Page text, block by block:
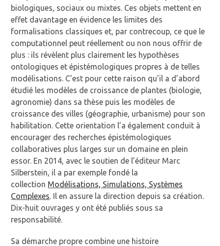
biologiques, sociaux ou mixtes. Ces objets mettent en
effet davantage en évidence les limites des
formalisations classiques et, par contrecoup, ce que le
computationnel peut réellement ou non nous offrir de
plus : ils révèlent plus clairement les hypothèses
ontologiques et épistémologiques propres à de telles
modélisations. C’est pour cette raison qu’il a d’abord
étudié les modèles de croissance de plantes (biologie,
agronomie) dans sa thèse puis les modèles de
croissance des villes (géographie, urbanisme) pour son
habilitation. Cette orientation l’a également conduit à
encourager des recherches épistémologiques
collaboratives plus larges sur un domaine en plein
essor. En 2014, avec le soutien de l’éditeur Marc
Silberstein, il a par exemple fondé la
collection Modélisations, Simulations, Systèmes
Complexes. Il en assure la direction depuis sa création.
Dix-huit ouvrages y ont été publiés sous sa
responsabilité.
Sa démarche propre combine une histoire